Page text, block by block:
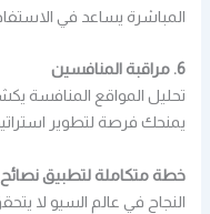
المباشرة يساعد في
6. مراقبة المنافسين
تحليل المواقع المنافسة
يمنحك فرصة لتطوير
خطة متكاملة لتطبيق
النجاح في عالم السيو لا